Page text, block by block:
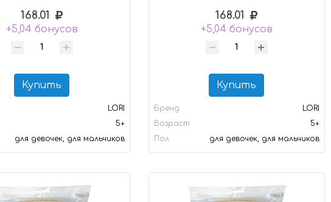
168.01
+5,04 бонусов
Купить
LORI
5+
для девочек, для мальчиков
168.01
+5,04 бонусов
Купить
Бренд
LORI
Возраст
5+
Пол
для девочек, для мальчиков